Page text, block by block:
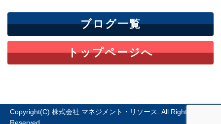
ブログ一覧
トップページへ
Copyright(C) 株式会社 マネジメント・リソース. All Rights